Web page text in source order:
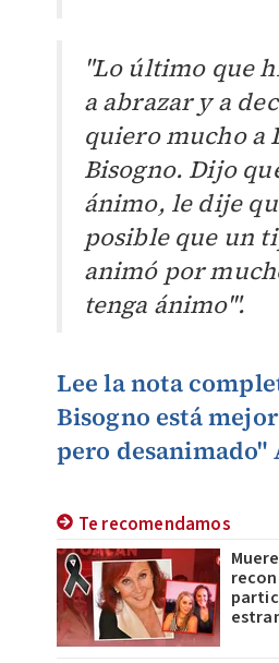
"Lo último que
a abrazar y a
quiero mucho a
Bisogno. Dijo
ánimo, le dije
posible que un
animó por
tenga ánimo'".
Lee la nota
Bisogno está
pero desanimado"
Te recomendamos